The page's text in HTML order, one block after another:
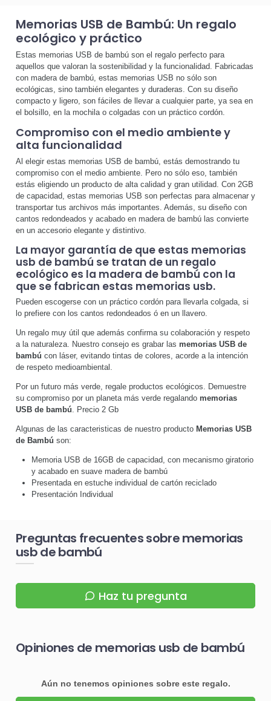
Memorias USB de Bambú: Un regalo
ecológico y práctico
Estas memorias USB de bambú son el regalo perfecto para
aquellos que valoran la sostenibilidad y la funcionalidad. Fabricadas
con madera de bambú, estas memorias USB no sólo son
ecológicas, sino también elegantes y duraderas. Con su diseño
compacto y ligero, son fáciles de llevar a cualquier parte, ya sea en
el bolsillo, en la mochila o colgadas con un práctico cordón.
Compromiso con el medio ambiente y
alta funcionalidad
Al elegir estas memorias USB de bambú, estás demostrando tu
compromiso con el medio ambiente. Pero no sólo eso, también
estás eligiendo un producto de alta calidad y gran utilidad. Con 2GB
de capacidad, estas memorias USB son perfectas para almacenar y
transportar tus archivos más importantes. Además, su diseño con
cantos redondeados y acabado en madera de bambú las convierte
en un accesorio elegante y distintivo.
La mayor garantía de que estas memorias
usb de bambú se tratan de un regalo
ecológico es la madera de bambú con la
que se fabrican estas memorias usb.
Pueden escogerse con un práctico cordón para llevarla colgada, si
lo prefiere con los cantos redondeados ó en un llavero.
Un regalo muy útil que además confirma su colaboración y respeto
a la naturaleza. Nuestro consejo es grabar las memorias USB de
bambú con láser, evitando tintas de colores, acorde a la intención
de respeto medioambiental.
Por un futuro más verde, regale productos ecológicos. Demuestre
su compromiso por un planeta más verde regalando memorias
USB de bambú. Precio 2 Gb
Algunas de las caracteristicas de nuestro producto Memorias USB
de Bambú son:
Memoria USB de 16GB de capacidad, con mecanismo giratorio
y acabado en suave madera de bambú
Presentada en estuche individual de cartón reciclado
Presentación Individual
Preguntas frecuentes sobre memorias
usb de bambú
Haz tu pregunta
Opiniones de memorias usb de bambú
Aún no tenemos opiniones sobre este regalo.